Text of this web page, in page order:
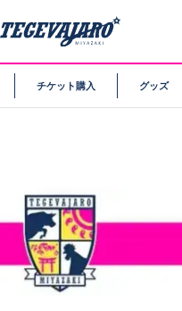
チケット購入 グッズ